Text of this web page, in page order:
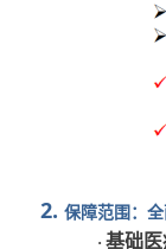
2. 保障范围：
· 基础